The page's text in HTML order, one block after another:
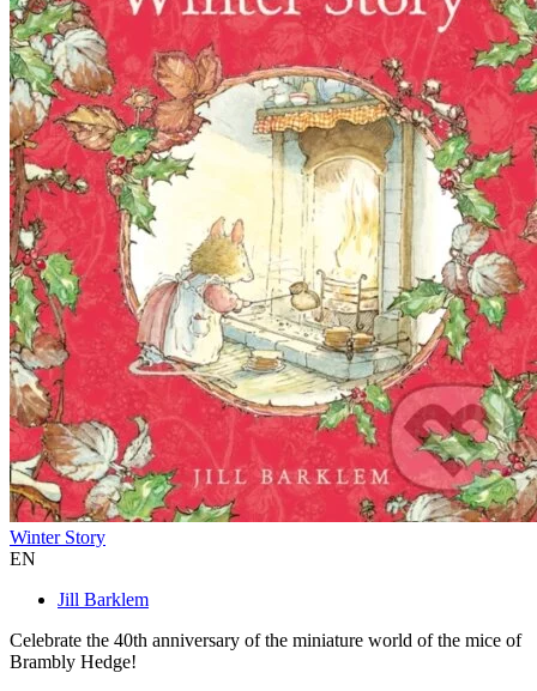
Winter Story
EN
Jill Barklem
Celebrate the 40th anniversary of the miniature world of the mice of
Brambly Hedge!